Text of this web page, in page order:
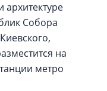
архитектуре
Собора
на
метро